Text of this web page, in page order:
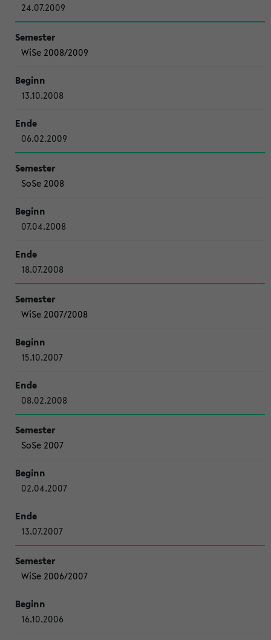
24.07.2009
WiSe 2008/2009
13.10.2008
06.02.2009
SoSe 2008
07.04.2008
18.07.2008
WiSe 2007/2008
15.10.2007
08.02.2008
SoSe 2007
02.04.2007
13.07.2007
WiSe 2006/2007
16.10.2006